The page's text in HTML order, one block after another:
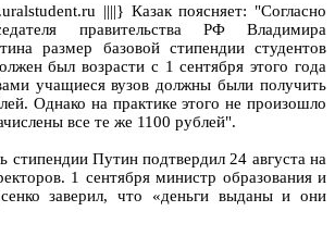
||||} Казак поясняет: "Согласно
правительства РФ Владимира
размер базовой стипендии студентов
был возрасти с 1 сентября этого года
учащиеся вузов должны были получить
Однако на практике этого не произошло
все те же 1100 рублей".
стипендии Путин подтвердил 24 августа на
1 сентября министр образования и
заверил, что «деньги выданы и они